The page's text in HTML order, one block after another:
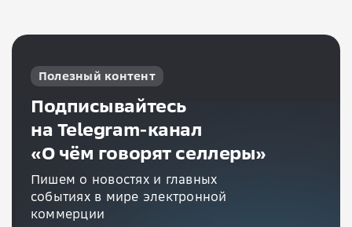
Полезный контент
Подписывайтесь
на Telegram-канал
«О чём говорят селлеры»
Пишем о новостях и главных
событиях в мире электронной
коммерции